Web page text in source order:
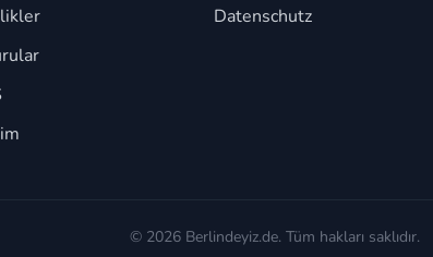
Datenschutz
© 2026 Berlindeyiz.de. Tüm hakları saklıdır.